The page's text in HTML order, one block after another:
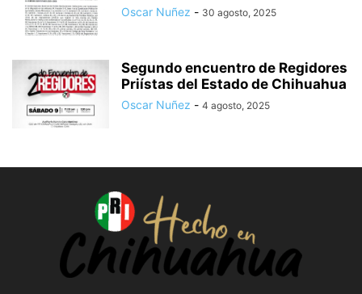
Oscar Nuñez - 30 agosto, 2025
Segundo encuentro de Regidores
Priístas del Estado de Chihuahua
Oscar Nuñez - 4 agosto, 2025